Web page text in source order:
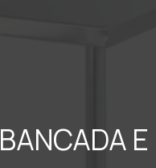
BANCADA